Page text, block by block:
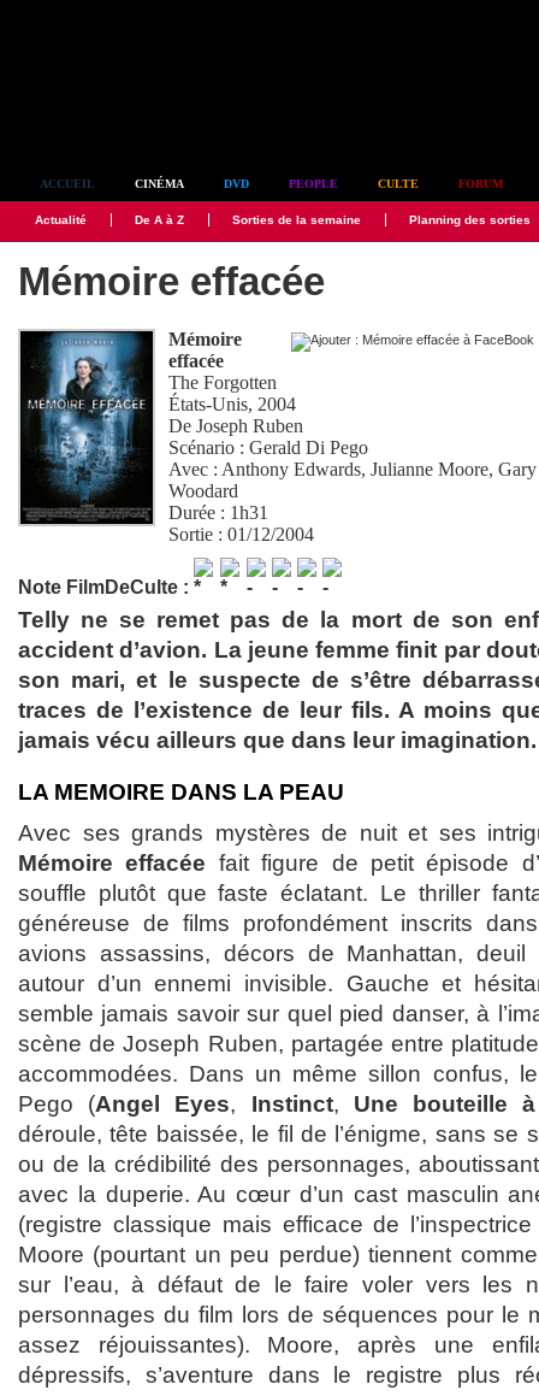
ACCUEIL CINÉMA DVD PEOPLE CULTE FORUM
Actualité De A à Z Sorties de la semaine Planning des sorties
Mémoire effacée
Mémoire
effacée
The Forgotten
États-Unis, 2004
DeJoseph Ruben
Scénario :Gerald Di Pego
Avec : Anthony Edwards,Julianne Moore,
Woodard
Durée : 1h31
Sortie : 01/12/2004
Note FilmDeCulte :
Telly ne se remet pas de la mort de son
accident d’avion. La jeune femme finit par
son mari, et le suspecte de s’être
traces de l’existence de leur fils. A moins
jamais vécu ailleurs que dans leur imagination.
LA MEMOIRE DANS LA PEAU
Avec ses grands mystères de nuit et ses
Mémoire effacée fait figure de petit épisode d’
souffle plutôt que faste éclatant. Le thriller
généreuse de films profondément inscrits
avions assassins, décors de Manhattan, deuil
autour d’un ennemi invisible. Gauche et
semble jamais savoir sur quel pied danser, à
scène de Joseph Ruben, partagée entre
accommodées. Dans un même sillon confus,
Pego (Angel Eyes, Instinct, Une bouteille
déroule, tête baissée, le fil de l’énigme, sans se
ou de la crédibilité des personnages,
avec la duperie. Au cœur d’un cast masculin
(registre classique mais efficace de
Moore (pourtant un peu perdue) tiennent
sur l’eau, à défaut de le faire voler vers les
personnages du film lors de séquences pour le
assez réjouissantes). Moore, après une
dépressifs, s’aventure dans le registre plus